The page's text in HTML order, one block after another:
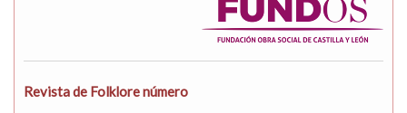
Revista de Folklore número